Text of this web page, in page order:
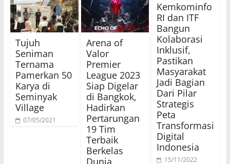
Tujuh
Seniman
Ternama
Pamerkan 50
Karya di
Seminyak
Village
07/05/2021
Arena of
Valor
Premier
League 2023
Siap Digelar
di Bangkok,
Hadirkan
Pertarungan
19 Tim
Terbaik
Berkelas
Dunia
Kemkominfo
RI dan ITF
Bangun
Kolaborasi
Inklusif,
Pastikan
Masyarakat
Jadi Bagian
Dari Pilar
Strategis
Peta
Transformasi
Digital
Indonesia
15/11/2022